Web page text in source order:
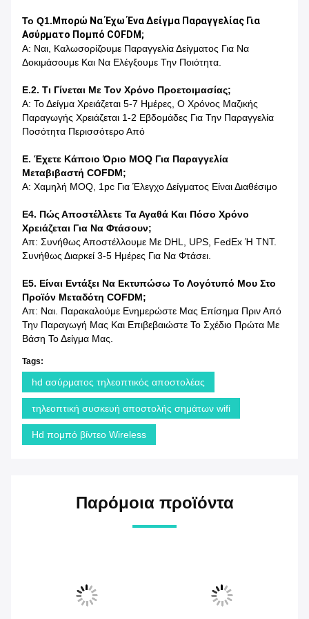
Το Q1. Μπορώ Να Έχω Ένα Δείγμα Παραγγελίας Για
Ασύρματο Πομπό COFDM;
Α: Ναι, Καλωσορίζουμε Παραγγελία Δείγματος Για Να
Δοκιμάσουμε Και Να Ελέγξουμε Την Ποιότητα.
Ε.2. Τι Γίνεται Με Τον Χρόνο Προετοιμασίας;
Α: Το Δείγμα Χρειάζεται 5-7 Ημέρες, Ο Χρόνος Μαζικής
Παραγωγής Χρειάζεται 1-2 Εβδομάδες Για Την Παραγγελία
Ποσότητα Περισσότερο Από
Ε. Έχετε Κάποιο Όριο MOQ Για Παραγγελία
Μεταβιβαστή COFDM;
Α: Χαμηλή MOQ, 1pc Για Έλεγχο Δείγματος Είναι Διαθέσιμο
Ε4. Πώς Αποστέλλετε Τα Αγαθά Και Πόσο Χρόνο
Χρειάζεται Για Να Φτάσουν;
Απ: Συνήθως Αποστέλλουμε Με DHL, UPS, FedEx Ή TNT.
Συνήθως Διαρκεί 3-5 Ημέρες Για Να Φτάσει.
Ε5. Είναι Εντάξει Να Εκτυπώσω Το Λογότυπό Μου Στο
Προϊόν Μεταδότη COFDM;
Απ: Ναι. Παρακαλούμε Ενημερώστε Μας Επίσημα Πριν Από
Την Παραγωγή Μας Και Επιβεβαιώστε Το Σχέδιο Πρώτα Με
Βάση Το Δείγμα Μας.
Tags:
hd ασύρματος τηλεοπτικός αποστολέας
τηλεοπτική συσκευή αποστολής σημάτων wifi
Hd πομπό βίντεο Wireless
Παρόμοια προϊόντα